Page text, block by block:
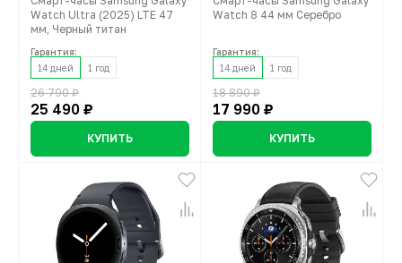
Watch Ultra (2025) LTE 47
мм, Черный титан
Гарантия:
14 дней
1 год
26 790 ₽
25 490 ₽
КУПИТЬ
Watch 8 44 мм Серебро
Гарантия:
14 дней
1 год
18 890 ₽
17 990 ₽
КУПИТЬ